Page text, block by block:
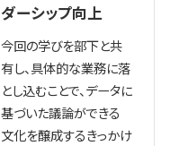
ダーシップ向上
今回の学びを部下と共
有し、具体的な業務に落
とし込むことで、データに
基づいた議論ができる
文化を醸成するきっかけ